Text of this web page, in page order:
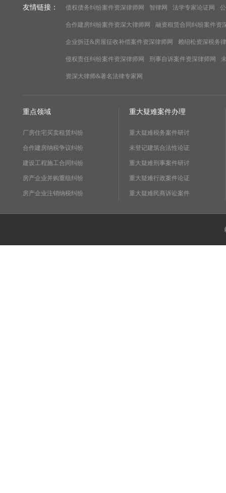
友情链接： 债权债务纠纷案件资深律师网 智律网 法学专家论证网
合作建房纠纷案件资深大律师网 融资租赁合同纠纷案件资
企业拆迁&房屋征收补偿案件资深律师网 赖绍松资深税务
侵权责任纠纷案件资深律师网 刑事自诉案件资深律师网
资深大律师&著名法律专家网
重点领域
厂房住宅买卖租赁纠纷
合作建房纳税争议纠纷
建设工程施工合同纠纷
房产企业并购重组纠纷
房产企业注销纳税纠纷
重大疑难案件办理
重大疑难税务案件研讨
未登记建筑合法性论证
重大疑难刑事案件研讨
重大疑难行政案件论证
重大疑难民商诉讼案件